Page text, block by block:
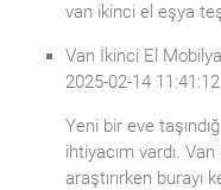
van ikinci el eşya
Van İkinci El
2025-02-14 11:41:12
Yeni bir eve
ihtiyacım vardı.
araştırırken